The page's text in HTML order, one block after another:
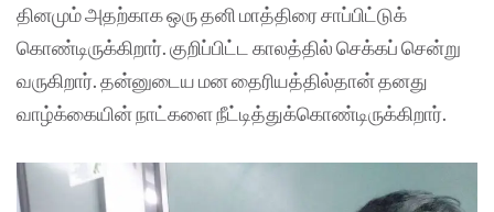
தினமும் அதற்காக ஒரு தனி மாத்திரை சாப்பிட்டுக்
கொண்டிருக்கிறார். குறிப்பிட்ட காலத்தில் செக்கப் சென்று
வருகிறார். தன்னுடைய மன தைரியத்தில்தான் தனது
வாழ்க்கையின் நாட்களை நீட்டித்துக்கொண்டிருக்கிறார்.